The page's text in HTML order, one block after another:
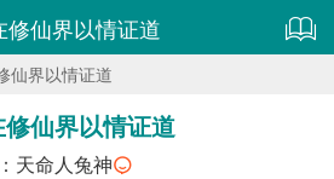
修仙界以情证道
仙界以情证道
仙界以情证道
天命人兔神